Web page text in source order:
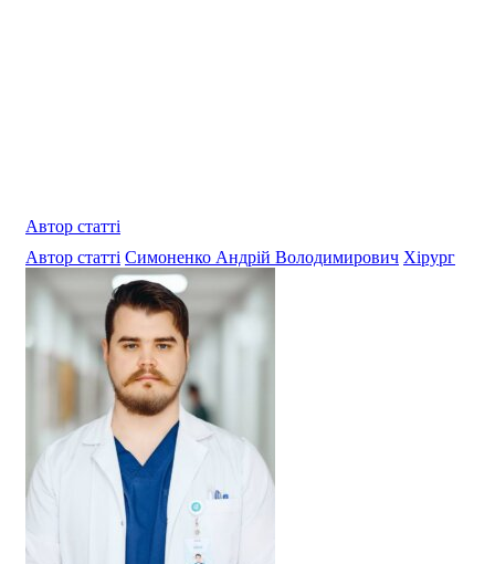
Автор статті
Автор статті Симоненко Андрій Володимирович Хірург